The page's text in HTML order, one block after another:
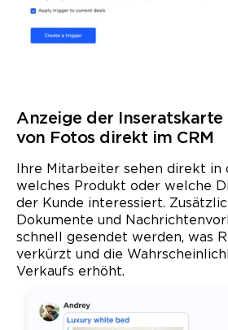
Anzeige der Inseratskarte
von Fotos direkt im CRM
Ihre Mitarbeiter sehen direkt in
welches Produkt oder welche
der Kunde interessiert.
Dokumente und
schnell gesendet werden, was
verkürzt und die
Verkaufs erhöht.